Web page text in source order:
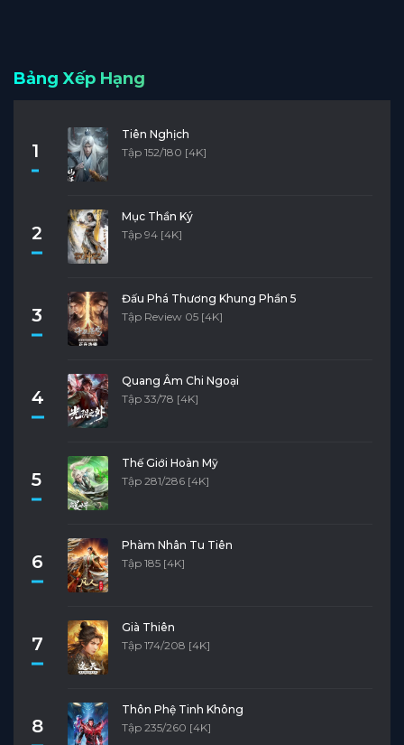
Bảng Xếp Hạng
1
Tiên Nghịch
Tập 152/180 [4K]
2
Mục Thần Ký
Tập 94 [4K]
3
Đấu Phá Thương Khung Phần 5
Tập Review 05 [4K]
4
Quang Âm Chi Ngoại
Tập 33/78 [4K]
5
Thế Giới Hoàn Mỹ
Tập 281/286 [4K]
6
Phàm Nhân Tu Tiên
Tập 185 [4K]
7
Già Thiên
Tập 174/208 [4K]
8
Thôn Phệ Tinh Không
Tập 235/260 [4K]